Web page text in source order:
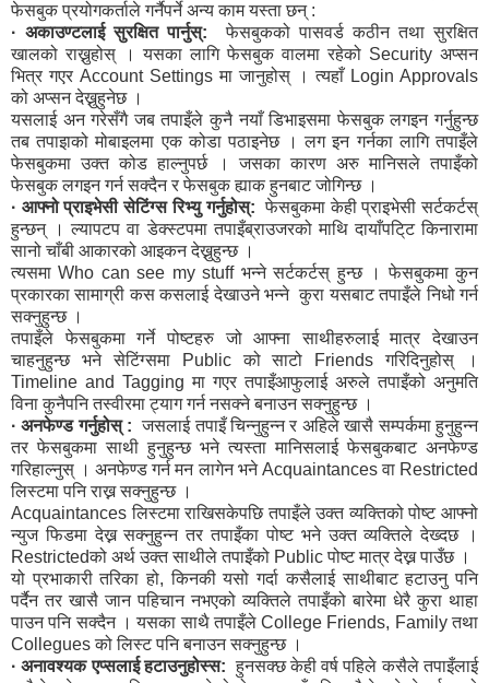
फेसबुक प्रयोगकर्ताले गर्नैपर्ने अन्य काम यस्ता छन् :
· अकाउण्टलाई सुरक्षित पार्नुस्: फेसबुकको पासवर्ड कठीन तथा सुरक्षित
खालको राख्नुहोस् । यसका लागि फेसबुक वालमा रहेको Security अप्सन
भित्र गएर Account Settings मा जानुहोस् । त्यहाँ Login Approvals
को अप्सन देख्नुहुनेछ ।
यसलाई अन गरेसँगै जब तपाइँले कुनै नयाँ डिभाइसमा फेसबुक लगइन गर्नुहुन्छ
तब तपाइाको मोबाइलमा एक कोडा पठाइनेछ । लग इन गर्नका लागि तपाइँले
फेसबुकमा उक्त कोड हाल्नुपर्छ । जसका कारण अरु मानिसले तपाइँको
फेसबुक लगइन गर्न सक्दैन र फेसबुक ह्याक हुनबाट जोगिन्छ ।
· आफ्नो प्राइभेसी सेटिंग्स रिभ्यु गर्नुहोस्: फेसबुकमा केही प्राइभेसी सर्टकर्टस्
हुन्छन् । ल्यापटप वा डेक्स्टपमा तपाइँब्राउजरको माथि दायाँपटि्ट किनारामा
सानो चाँबी आकारको आइकन देख्नुहुन्छ ।
त्यसमा Who can see my stuff भन्ने सर्टकर्टस् हुन्छ । फेसबुकमा कुन
प्रकारका सामाग्री कस कसलाई देखाउने भन्ने कुरा यसबाट तपाइँले निधो गर्न
सक्नुहुन्छ ।
तपाइँले फेसबुकमा गर्ने पोष्टहरु जो आफ्ना साथीहरुलाई मात्र देखाउन
चाहनुहुन्छ भने सेटिंग्समा Public को साटो Friends गरिदिनुहोस् ।
Timeline and Tagging मा गएर तपाइँआफुलाई अरुले तपाइँको अनुमति
विना कुनैपनि तस्वीरमा ट्याग गर्न नसक्ने बनाउन सक्नुहुन्छ ।
· अनफेण्ड गर्नुहोस् : जसलाई तपाइँ चिन्नुहुन्न र अहिले खासै सम्पर्कमा हुनुहुन्न
तर फेसबुकमा साथी हुनुहुन्छ भने त्यस्ता मानिसलाई फेसबुकबाट अनफेण्ड
गरिहाल्नुस् । अनफेण्ड गर्न मन लागेन भने Acquaintances वा Restricted
लिस्टमा पनि राख्न सक्नुहुन्छ ।
Acquaintances लिस्टमा राखिसकेपछि तपाइँले उक्त व्यक्तिको पोष्ट आफ्नो
न्युज फिडमा देख्न सक्नुहुन्न तर तपाइँका पोष्ट भने उक्त व्यक्तिले देख्दछ ।
Restrictedको अर्थ उक्त साथीले तपाइँको Public पोष्ट मात्र देख्न पाउँछ ।
यो प्रभाकारी तरिका हो, किनकी यसो गर्दा कसैलाई साथीबाट हटाउनु पनि
पर्दैन तर खासै जान पहिचान नभएको व्यक्तिले तपाइँको बारेमा धेरै कुरा थाहा
पाउन पनि सक्दैन । यसका साथै तपाइँले College Friends, Family तथा
Collegues को लिस्ट पनि बनाउन सक्नुहुन्छ ।
· अनावश्यक एप्सलाई हटाउनुहोस्स: हुनसक्छ केही वर्ष पहिले कसैले तपाइँलाई